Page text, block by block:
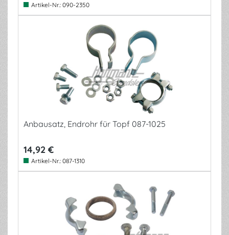
Artikel-Nr.: 090-2350
Anbausatz, Endrohr für Topf 087-1025
14,92 €
Artikel-Nr.: 087-1310